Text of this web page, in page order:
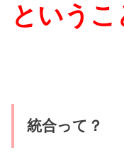
という こ
統合って？